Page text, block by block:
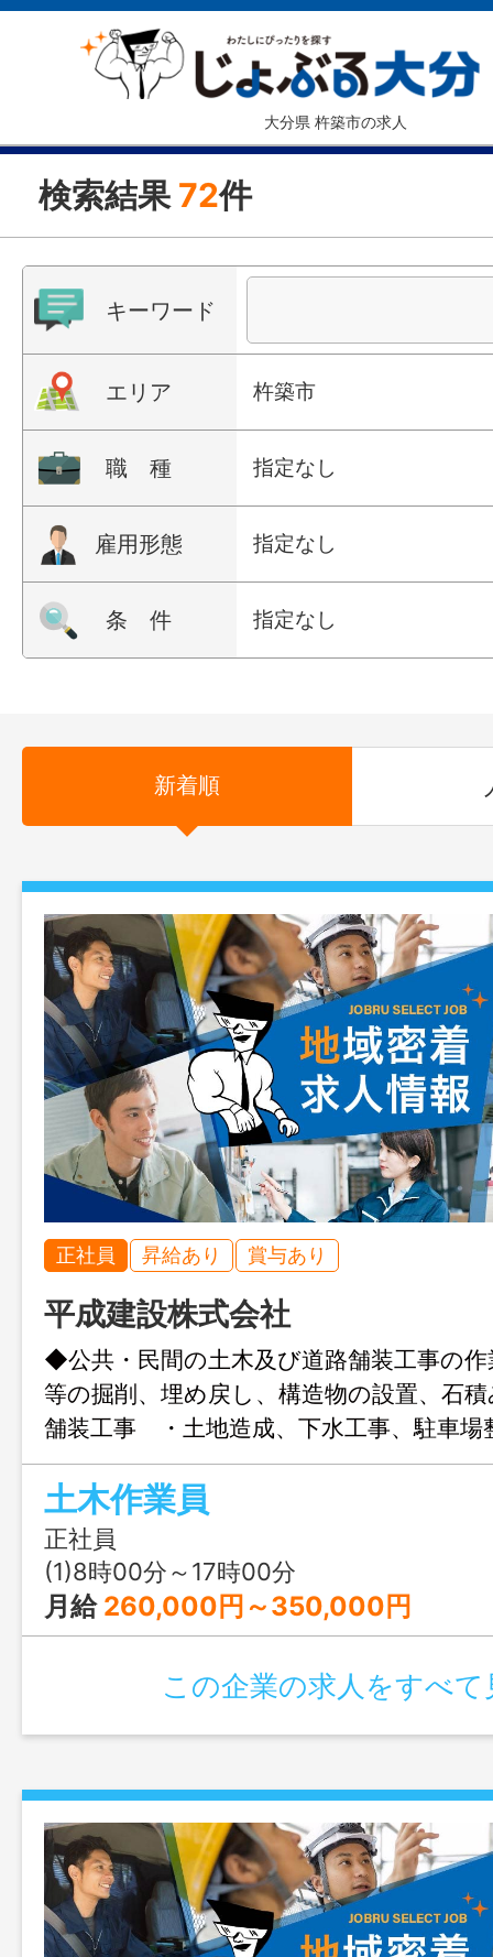
大分県 杵築市の求人
検索結果 72件
キーワード
エリア 杵築市
職 種 指定なし
雇用形態 指定なし
条 件 指定なし
新着順
正社員 昇給あり 賞与あり
平成建設株式会社
◆公共・民間の土木及び道路舗装工事の
等の掘削、埋め戻し、構造物の設置、
舗装工事 ・土地造成、下水工事、駐車
運搬 等 ＊変更範囲：変更なし ※
ーワークの紹介状が必要です
土木作業員
正社員
(1)8時00分～17時00分
月給 260,000円～350,000円
この企業の求人をすべて